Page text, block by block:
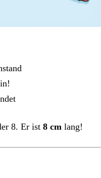
8. Er ist 8 cm lang!